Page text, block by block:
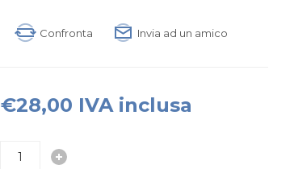
Confronta Invia ad un amico
€28,00 IVA inclusa